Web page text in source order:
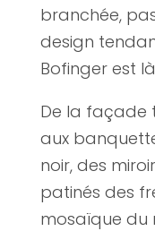
branchée,
design
Bofinger est
De la façade
aux
noir, des
patinés des
mosaïque du